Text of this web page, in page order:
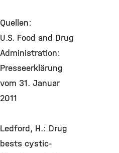
Quellen:
U.S. Food and Drug
Administration:
Presseerklärung
vom 31. Januar
2011
Ledford, H.: Drug
bests cystic-